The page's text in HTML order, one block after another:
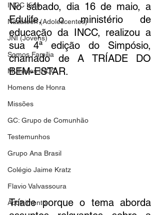
INCC Kids
Nazateen (Adolescentes)
JNI (Jovens)
Somos Família
Mulheres INCC
Homens de Honra
Missões
GC: Grupo de Comunhão
Testemunhos
Grupo Ana Brasil
Colégio Jaime Kratz
Flavio Valvassoura
Acolhimento
No sábado, dia 16 de maio, a
Edulife, o ministério de
educação da INCC, realizou a
sua 4ª edição do Simpósio,
chamado de A TRÍADE DO
BEM-ESTAR.
Tríade porque o tema aborda